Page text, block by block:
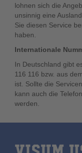
lohnen sich die
unsinnig eine
Sie diesen Service
haben.
Internationale
In Deutschland gibt
116 116 bzw. aus
ist. Sollte die
kann auch die
werden.